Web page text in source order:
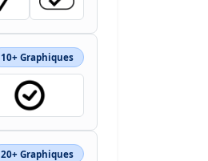
10+ Graphiques
20+ Graphiques